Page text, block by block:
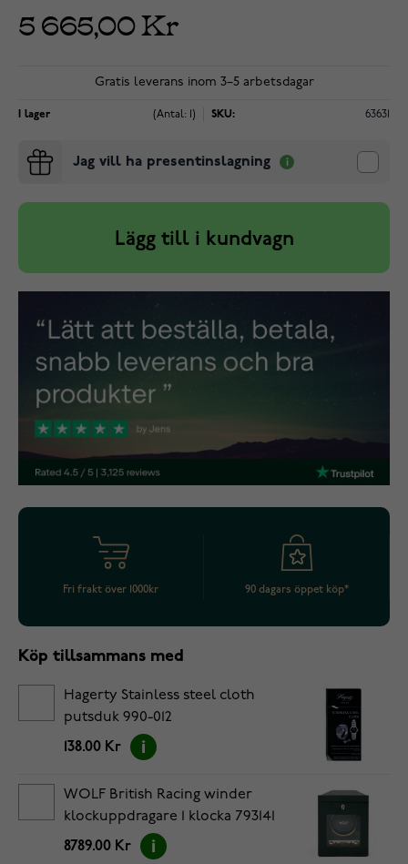
5 665,00 Kr
Gratis leverans inom 3–5 arbetsdagar
I lager (Antal: 1) SKU: 63631
Jag vill ha presentinslagning
Lägg till i kundvagn
Fri frakt över 1000kr 90 dagars öppet köp*
Köp tillsammans med
Hagerty Stainless steel cloth
putsduk 990-012
138.00 Kr
WOLF British Racing winder
klockuppdragare 1 klocka 793141
8789.00 Kr